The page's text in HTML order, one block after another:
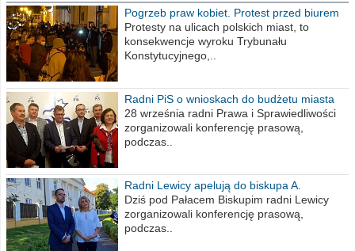
Pogrzeb praw kobiet. Protest przed biurem
poselskim PiS
Protesty na ulicach polskich miast, to
konsekwencje wyroku Trybunału
Konstytucyjnego,..
Radni PiS o wnioskach do budżetu miasta
na 2021 rok
28 września radni Prawa i Sprawiedliwości
zorganizowali konferencję prasową,
podczas..
Radni Lewicy apelują do biskupa A.
Wiesława Meringa
Dziś pod Pałacem Biskupim radni Lewicy
zorganizowali konferencję prasową,
podczas..